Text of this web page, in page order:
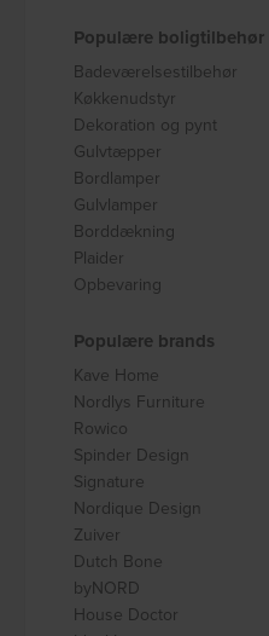
Populære boligtilbehør
Badeværelsestilbehør
Køkkenudstyr
Dekoration og pynt
Gulvtæpper
Bordlamper
Gulvlamper
Borddækning
Plaider
Opbevaring
Populære brands
Kave Home
Nordlys Furniture
Rowico
Spinder Design
Signature
Nordique Design
Zuiver
Dutch Bone
byNORD
House Doctor